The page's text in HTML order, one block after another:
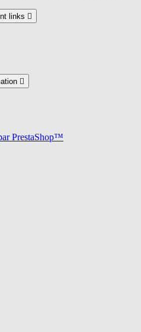
links 

PrestaShop™